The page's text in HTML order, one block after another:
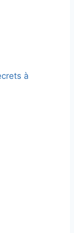
à